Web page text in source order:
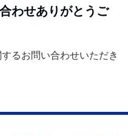
わせありがとうご
るお問い合わせいただき